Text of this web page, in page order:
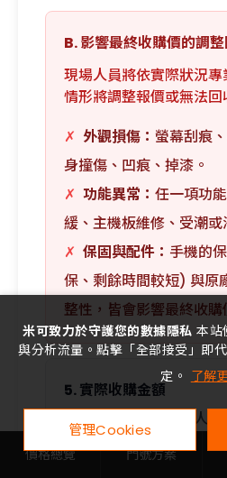
B. 影響最終收購價的調
現場人員將依實際狀況
情形將調整報價或無法回
✗ 外觀損傷： 螢幕刮痕
身撞傷、凹痕、掉漆。
✗ 功能異常： 任一項功
緩、主機板維修、受潮或
✗ 保固與配件： 手機的
保、剩餘時間較短) 與原
整性，皆會影響最終收購
5. 實際收購金額
最終收購金額以門市人員
報價為準。
價格總覽 門號方案
米可致力於守護您的數據隱私 本站
與分析流量。點擊「全部接受」即
定。 了解
管理Cookies